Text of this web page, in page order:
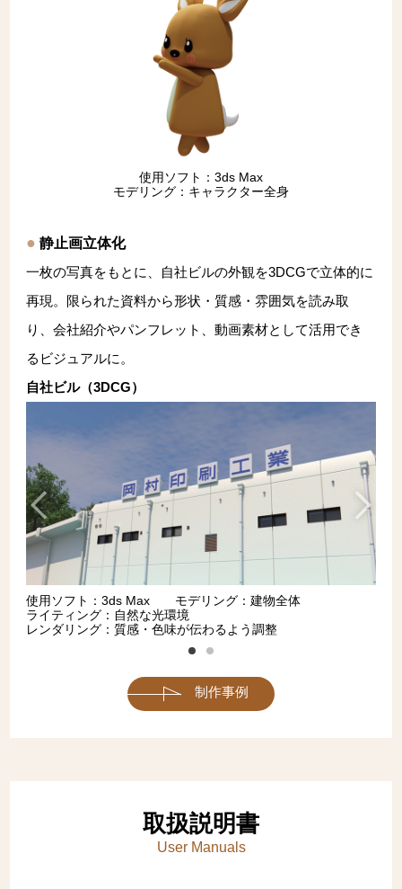
使用ソフト：3ds Max
モデリング：キャラクター全身
静止画立体化
一枚の写真をもとに、自社ビルの外観を3DCGで立体的に
再現。限られた資料から形状・質感・雰囲気を読み取
り、会社紹介やパンフレット、動画素材として活用でき
るビジュアルに。
自社ビル（3DCG）
使用ソフト：3ds Max モデリング：建物全体
ライティング：自然な光環境
レンダリング：質感・色味が伝わるよう調整
制作事例
取扱説明書
User Manuals